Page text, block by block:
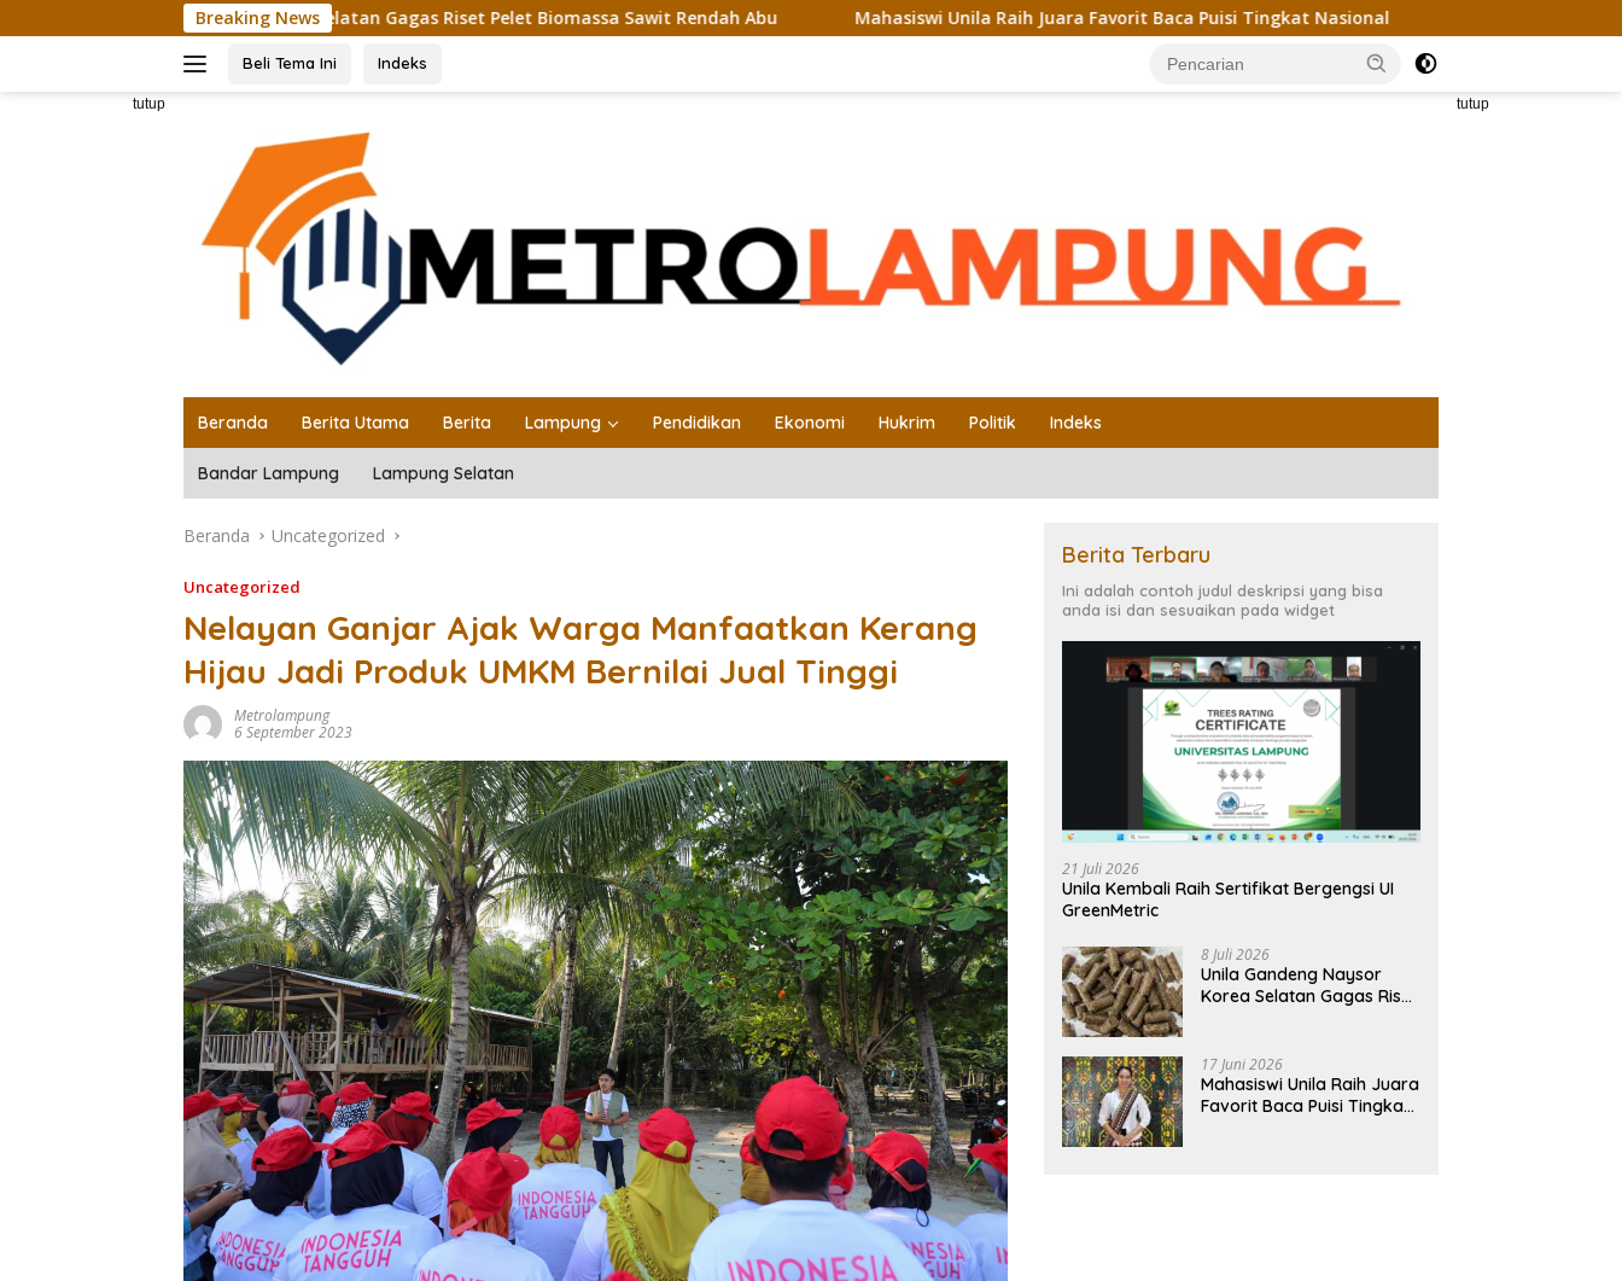
ke
Breaking News
Naysor Korea Selatan Gagas Riset Pelet Biomassa Sawit Rendah Abu Mahasiswi Unila Raih Juara Favorit Baca Puisi Tingkat Nasional Unila dan Universiti
Beli Tema Ini Indeks
tutup tutup
Beranda Berita Utama Berita Lampung Pendidikan Ekonomi Hukrim Politik Indeks
Bandar Lampung Lampung Selatan
Beranda Uncategorized
Uncategorized
Nelayan Ganjar Ajak Warga Manfaatkan Kerang
Hijau Jadi Produk UMKM Bernilai Jual Tinggi
Metrolampung
6 September 2023
Berita Terbaru
Ini adalah contoh judul deskripsi yang bisa
anda isi dan sesuaikan pada widget
21 Juli 2026
Unila Kembali Raih Sertifikat Bergengsi UI
GreenMetric
8 Juli 2026
Unila Gandeng Naysor
Korea Selatan Gagas Riset
17 Juni 2026
Mahasiswi Unila Raih Juara
Favorit Baca Puisi Tingkat